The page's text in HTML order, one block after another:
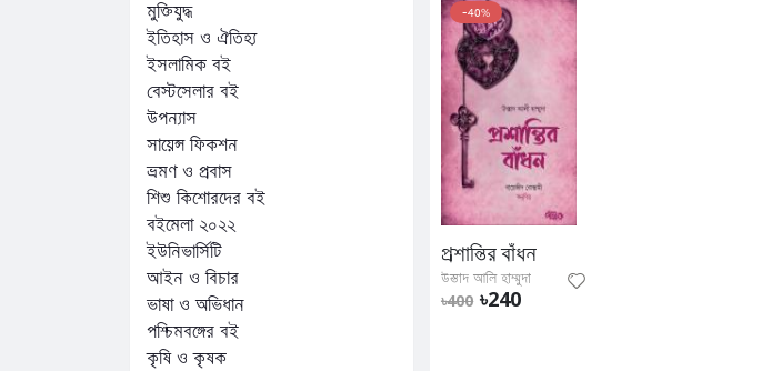
মুক্তিযুদ্ধ
ইতিহাস ও ঐতিহ্য
ইসলামিক বই
বেস্টসেলার বই
উপন্যাস
সায়েন্স ফিকশন
ভ্রমণ ও প্রবাস
শিশু কিশোরদের বই
বইমেলা ২০২২
ইউনিভার্সিটি
আইন ও বিচার
ভাষা ও অভিধান
পশ্চিমবঙ্গের বই
কৃষি ও কৃষক
-40%
প্রশান্তির বাঁধন
উস্তাদ আলি হাম্মুদা
৳400 ৳240